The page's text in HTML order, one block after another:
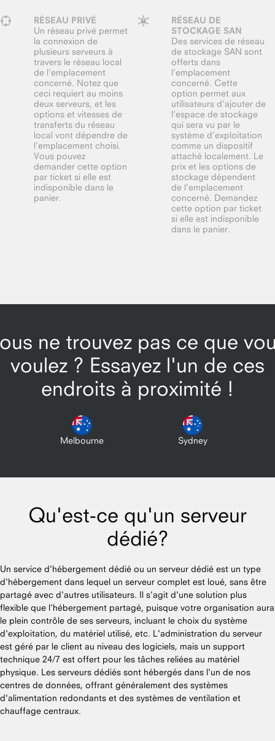
RÉSEAU PRIVÉ
Un réseau privé permet
la connexion de
plusieurs serveurs à
travers le réseau local
de l’emplacement
concerné. Notez que
ceci requiert au moins
deux serveurs, et les
options et vitesses de
transferts du réseau
local vont dépendre de
l’emplacement choisi.
Vous pouvez
demander cette option
par ticket si elle est
indisponible dans le
panier.
RÉSEAU DE
STOCKAGE SAN
Des services de réseau
de stockage SAN sont
offerts dans
l’emplacement
concerné. Cette
option permet aux
utilisateurs d’ajouter de
l’espace de stockage
qui sera vu par le
système d’exploitation
comme un dispositif
attaché localement. Le
prix et les options de
stockage dépendent
de l’emplacement
concerné. Demandez
cette option par ticket
si elle est indisponible
dans le panier.
ne trouvez pas ce que
voulez ? Essayez l'un de ces
endroits à proximité !
Melbourne Sydney
Qu'est-ce qu'un serveur
dédié?
Un service d'hébergement dédié ou un serveur dédié est un type
d'hébergement dans lequel un serveur complet est loué, sans être
partagé avec d'autres utilisateurs. Il s'agit d'une solution plus
flexible que l'hébergement partagé, puisque votre organisation aura
le plein contrôle de ses serveurs, incluant le choix du système
d'exploitation, du matériel utilisé, etc. L'administration du serveur
est géré par le client au niveau des logiciels, mais un support
technique 24/7 est offert pour les tâches reliées au matériel
physique. Les serveurs dédiés sont hébergés dans l'un de nos
centres de données, offrant généralement des systèmes
d'alimentation redondants et des systèmes de ventilation et
chauffage centraux.